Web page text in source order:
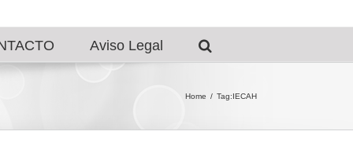
Aviso Legal
Home / Tag: IECAH